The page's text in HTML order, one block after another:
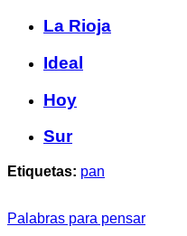
La Rioja
Ideal
Hoy
Sur
Etiquetas: pan
Palabras para pensar